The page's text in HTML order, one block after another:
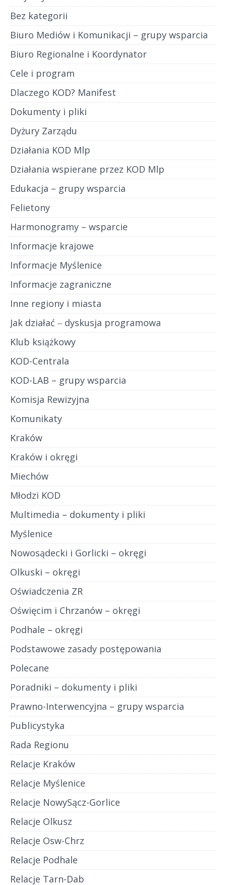
Bez kategorii
Biuro Mediów i Komunikacji – grupy wsparcia
Biuro Regionalne i Koordynator
Cele i program
Dlaczego KOD? Manifest
Dokumenty i pliki
Dyżury Zarządu
Działania KOD Mlp
Działania wspierane przez KOD Mlp
Edukacja – grupy wsparcia
Felietony
Harmonogramy – wsparcie
Informacje krajowe
Informacje Myślenice
Informacje zagraniczne
Inne regiony i miasta
Jak działać ‒ dyskusja programowa
Klub książkowy
KOD-Centrala
KOD-LAB – grupy wsparcia
Komisja Rewizyjna
Komunikaty
Kraków
Kraków i okręgi
Miechów
Młodzi KOD
Multimedia – dokumenty i pliki
Myślenice
Nowosądecki i Gorlicki – okręgi
Olkuski – okręgi
Oświadczenia ZR
Oświęcim i Chrzanów – okręgi
Podhale – okręgi
Podstawowe zasady postępowania
Polecane
Poradniki – dokumenty i pliki
Prawno-Interwencyjna – grupy wsparcia
Publicystyka
Rada Regionu
Relacje Kraków
Relacje Myślenice
Relacje NowySącz-Gorlice
Relacje Olkusz
Relacje Osw-Chrz
Relacje Podhale
Relacje Tarn-Dab